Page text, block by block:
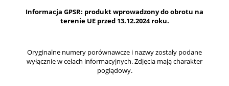
Informacja GPSR: produkt wprowadzony do obrotu na
terenie UE przed 13.12.2024 roku.
Oryginalne numery porównawcze i nazwy zostały podane
wyłącznie w celach informacyjnych. Zdjęcia mają charakter
poglądowy.